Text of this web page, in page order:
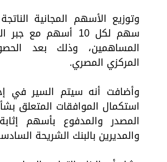
وتوزيع الأسهم المجانية
سهم لكل 10 أسهم مع
المساهمين، وذلك بعد
المركزي المصري.
وأضافت أنه سيتم السير في
استكمال الموافقات المتعلق
المصدر والمدفوع بأسهم
والمديرين بالبنك الشريحة